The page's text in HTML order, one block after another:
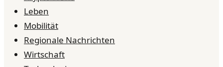
Leben
Mobilität
Regionale Nachrichten
Wirtschaft